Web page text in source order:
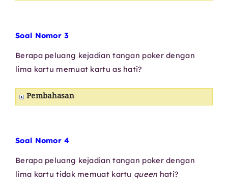
Soal Nomor 3
Berapa peluang kejadian tangan poker dengan
lima kartu memuat kartu as hati?
Pembahasan
Soal Nomor 4
Berapa peluang kejadian tangan poker dengan
lima kartu tidak memuat kartu queen hati?